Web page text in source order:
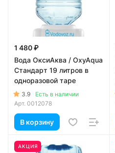
1 480 ₽
Вода ОксиАква / OxyAqua
Стандарт 19 литров в
одноразовой таре
3.9
Есть в наличии
Арт. 0012078
В корзину
АКЦИЯ